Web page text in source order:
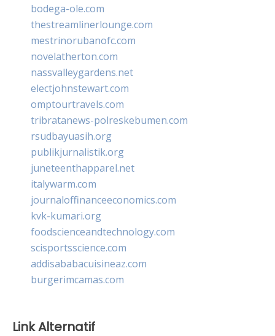
bodega-ole.com
thestreamlinerlounge.com
mestrinorubanofc.com
novelatherton.com
nassvalleygardens.net
electjohnstewart.com
omptourtravels.com
tribratanews-polreskebumen.com
rsudbayuasih.org
publikjurnalistik.org
juneteenthapparel.net
italywarm.com
journaloffinanceeconomics.com
kvk-kumari.org
foodscienceandtechnology.com
scisportsscience.com
addisababacuisineaz.com
burgerimcamas.com
Link Alternatif